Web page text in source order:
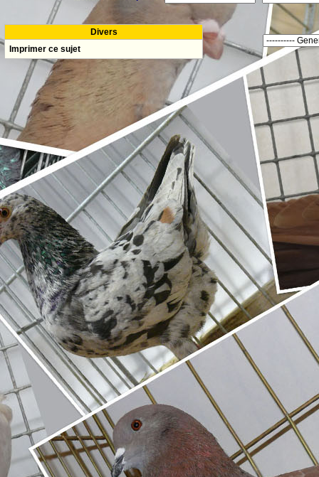
Divers
Imprimer ce sujet